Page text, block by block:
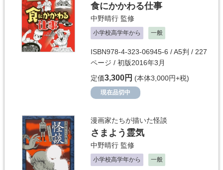
食にかかわる仕事
中野晴行 監修
小学校高学年から 一般
ISBN978-4-323-06945-6 / A5判 / 227
ページ / 初版2016年3月
定価3,300円 (本体3,000円+税)
現在品切中
漫画家たちが描いた怪談
さまよう霊気
中野晴行 監修
小学校高学年から 一般